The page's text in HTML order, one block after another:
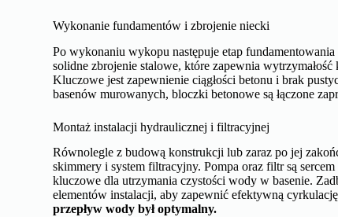
Wykonanie fundamentów i zbrojenie niecki
Po wykonaniu wykopu następuje etap
solidne zbrojenie stalowe, które zapewnia
Kluczowe jest zapewnienie ciągłości betonu i brak
basenów murowanych, bloczki betonowe są łączone
Montaż instalacji hydraulicznej i filtracyjnej
Równolegle z budową konstrukcji lub zaraz po jej
skimmery i system filtracyjny. Pompa oraz filtr są
kluczowe dla utrzymania czystości wody w basenie.
elementów instalacji, aby zapewnić efektywną
przepływ wody był optymalny.